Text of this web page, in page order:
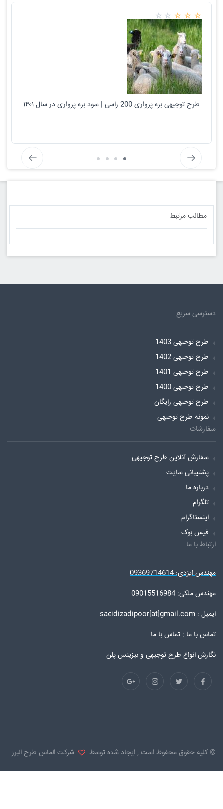
طرح توجیهی بره پرواری 200 راسی | سود بره پرواری در سال ۱۴۰۱
مطالب مرتبط
دسترسی سریع
طرح توجیهی 1403
طرح توجیهی 1402
طرح توجیهی 1401
طرح توجیهی 1400
طرح توجیهی رایگان
نمونه طرح توجیهی
سفارشات
سفارش آنلاین طرح توجیهی
پشتیبانی سایت
درباره ما
تلگرام
اینستاگرام
فیس بوک
ارتباط با ما
مهندس ایزدی: 09369714614
مهندس ملکی: 09015516984
ایمیل : saeidizadipoor[at]gmail.com
تماس با ما : تماس با ما
نگارش انواع طرح توجیهی و بیزینس پلن
© کلیه حقوق محفوظ است , ایجاد شده توسط شرکت الماس طرح البرز